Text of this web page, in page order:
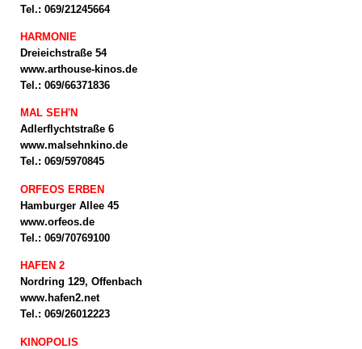
Tel.: 069/21245664
HARMONIE
Dreieichstraße 54
www.arthouse-kinos.de
Tel.: 069/66371836
MAL SEH'N
Adlerflychtstraße 6
www.malsehnkino.de
Tel.: 069/5970845
ORFEOS ERBEN
Hamburger Allee 45
www.orfeos.de
Tel.: 069/70769100
HAFEN 2
Nordring 129, Offenbach
www.hafen2.net
Tel.: 069/26012223
KINOPOLIS